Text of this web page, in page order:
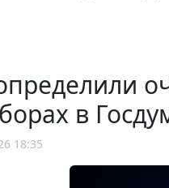
в
18:35